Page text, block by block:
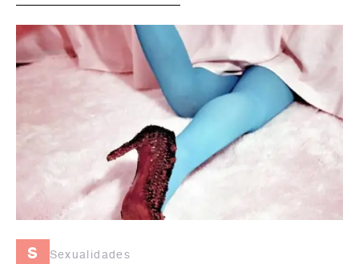
s Sexualidades